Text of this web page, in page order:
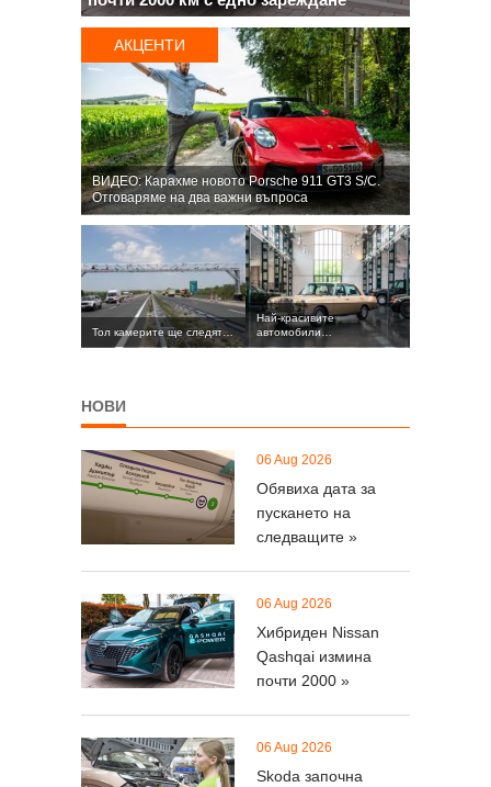
АКЦЕНТИ
ВИДЕО: Карахме новото Porsche 911 GT3 S/C.
Oтговаряме на два важни въпроса
Тол камерите ще следят…
Най-красивите
автомобили…
НОВИ
06 Aug 2026
Обявиха дата за
пускането на
следващите »
06 Aug 2026
Хибриден Nissan
Qashqai измина
почти 2000 »
06 Aug 2026
Skoda започна